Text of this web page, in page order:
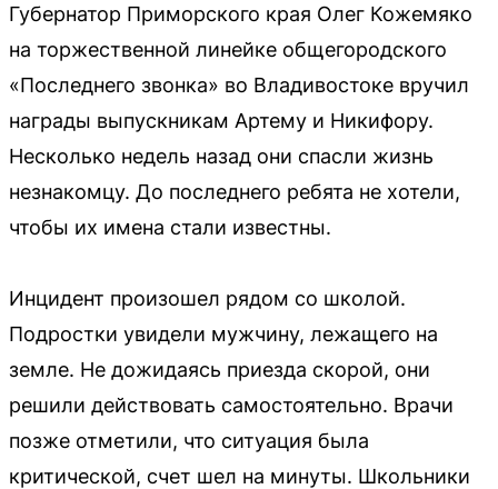
Губернатор Приморского края Олег Кожемяко
на торжественной линейке общегородского
«Последнего звонка» во Владивостоке вручил
награды выпускникам Артему и Никифору.
Несколько недель назад они спасли жизнь
незнакомцу. До последнего ребята не хотели,
чтобы их имена стали известны.
Инцидент произошел рядом со школой.
Подростки увидели мужчину, лежащего на
земле. Не дожидаясь приезда скорой, они
решили действовать самостоятельно. Врачи
позже отметили, что ситуация была
критической, счет шел на минуты. Школьники